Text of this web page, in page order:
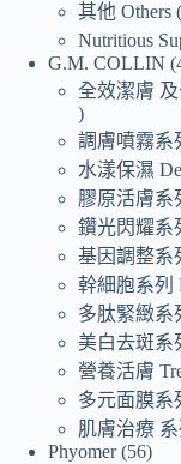
其他 Others
Nutritious
G.M. COLLIN
全效潔膚 及
調膚噴霧系
水漾保濕
膠原活膚系
鑽光閃耀系
基因調整系
幹細胞系列
多肽緊緻系
美白去斑系
營養活膚
多元面膜系
肌膚治療 系
Phyomer 56